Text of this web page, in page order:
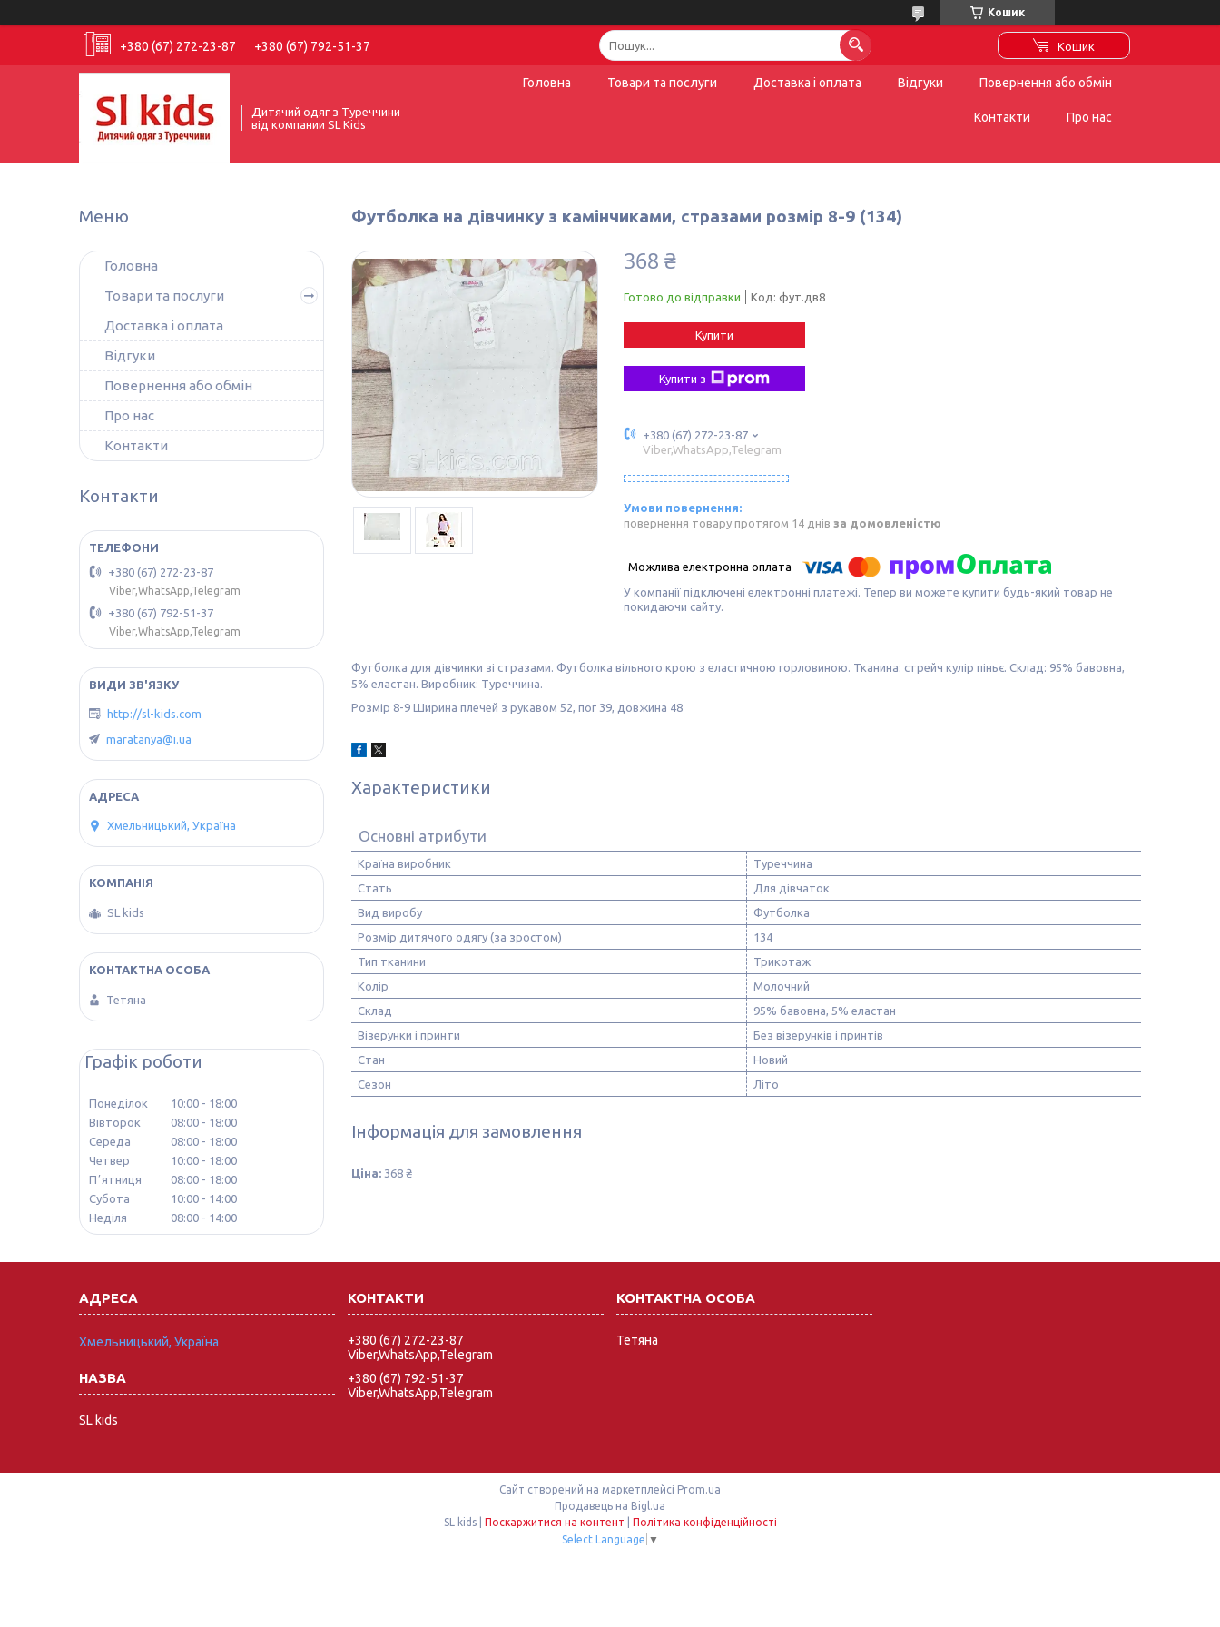
Кошик
+380 (67) 272-23-87 +380 (67) 792-51-37 Кошик
Дитячий одяг з Туреччини
від компании SL Kids
Головна Товари та послуги Доставка і оплата Відгуки Повернення або обмін
Контакти Про нас
Футболка на дівчинку з камінчиками, стразами розмір 8-9 (134)
368 ₴
Готово до відправки Код: фут.дв8
Купити
Купити з
+380 (67) 272-23-87
Viber,WhatsApp,Telegram
повернення товару протягом 14 днів за домовленістю
У компанії підключені електронні платежі. Тепер ви можете купити будь-який товар не
покидаючи сайту.
Футболка для дівчинки зі стразами. Футболка вільного крою з еластичною горловиною. Тканина: стрейч кулір піньє. Склад: 95% бавовна,
5% еластан. Виробник: Туреччина.
Розмір 8-9 Ширина плечей з рукавом 52, пог 39, довжина 48
Характеристики
Основні атрибути
Країна виробник
Туреччина
Стать
Для дівчаток
Вид виробу
Футболка
Розмір дитячого одягу (за зростом)
134
Тип тканини
Трикотаж
Колір
Молочний
Склад
95% бавовна, 5% еластан
Візерунки і принти
Без візерунків і принтів
Стан
Новий
Сезон
Літо
Інформація для замовлення
Ціна: 368 ₴
Головна
Товари та послуги
Доставка і оплата
Відгуки
Повернення або обмін
Про нас
Контакти
Контакти
+380 (67) 272-23-87
Viber,WhatsApp,Telegram
+380 (67) 792-51-37
Viber,WhatsApp,Telegram
http://sl-kids.com
maratanya@i.ua
Хмельницький, Україна
SL kids
Тетяна
Графік роботи
Понеділок 10:00
18:00
Вівторок
08:00
18:00
Середа
08:00
18:00
Четвер
10:00
18:00
Пʼятниця
08:00
18:00
Субота
10:00
14:00
Неділя
08:00 14:00
Хмельницький, Україна
SL kids
+380 (67) 272-23-87
Viber,WhatsApp,Telegram
+380 (67) 792-51-37
Viber,WhatsApp,Telegram
Тетяна
Сайт створений на маркетплейсі Prom.ua
Продавець на Bigl.ua
Поскаржитися на контент
Політика конфіденційності
Select Language ▼